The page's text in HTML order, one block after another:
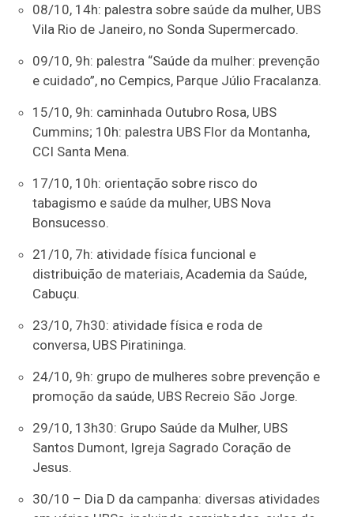
08/10, 14h: palestra sobre saúde da mulher, UBS
Vila Rio de Janeiro, no Sonda Supermercado.
09/10, 9h: palestra “Saúde da mulher: prevenção
e cuidado”, no Cempics, Parque Júlio Fracalanza.
15/10, 9h: caminhada Outubro Rosa, UBS
Cummins; 10h: palestra UBS Flor da Montanha,
CCI Santa Mena.
17/10, 10h: orientação sobre risco do
tabagismo e saúde da mulher, UBS Nova
Bonsucesso.
21/10, 7h: atividade física funcional e
distribuição de materiais, Academia da Saúde,
Cabuçu.
23/10, 7h30: atividade física e roda de
conversa, UBS Piratininga.
24/10, 9h: grupo de mulheres sobre prevenção e
promoção da saúde, UBS Recreio São Jorge.
29/10, 13h30: Grupo Saúde da Mulher, UBS
Santos Dumont, Igreja Sagrado Coração de
Jesus.
30/10 – Dia D da campanha: diversas atividades